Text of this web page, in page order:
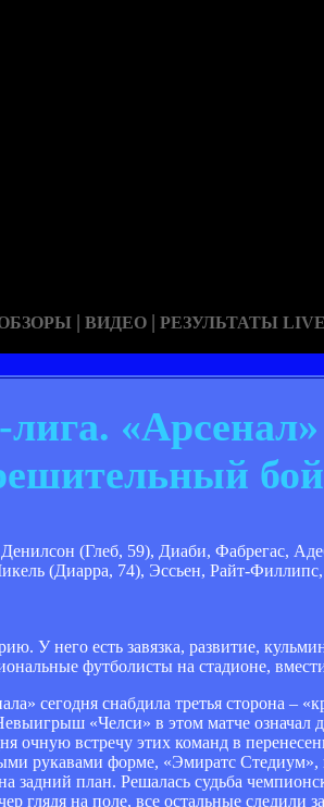
| ВИДЕО | РЕЗУЛЬТАТЫ LIVE
бой
(Глеб, 59), Диаби, Фабрегас,
(Диарра, 74), Эссьен, Райт-
У него есть завязка, развитие,
футболисты на стадионе,
сегодня снабдила третья сторона –
«Челси» в этом матче означал
очную встречу этих команд в
рукавами форме, «Эмиратс
план. Решалась судьба
глядя на поле, все остальные следили